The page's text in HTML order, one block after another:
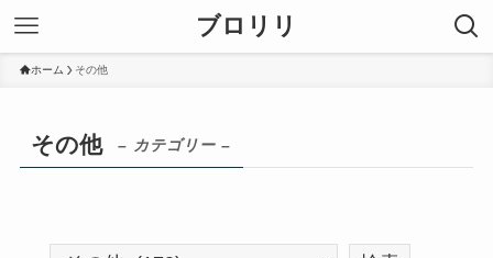
ブロリリ
ホーム その他
その他 – カテゴリー –